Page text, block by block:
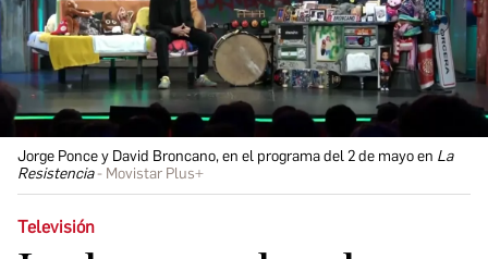
Jorge Ponce y David Broncano, en el programa del 2 de mayo en La
Resistencia
Movistar Plus+
Televisión